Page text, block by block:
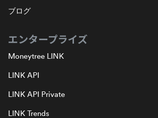
ブログ
エンタープライズ
Moneytree LINK
LINK API
LINK API Private
LINK Trends